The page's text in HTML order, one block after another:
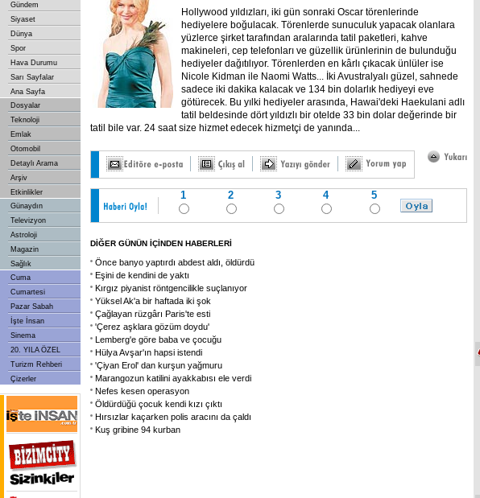
Gündem
Siyaset
Dünya
Spor
Hava Durumu
Sarı Sayfalar
Ana Sayfa
Dosyalar
Teknoloji
Emlak
Otomobil
Detaylı Arama
Arşiv
Etkinlikler
Günaydın
Televizyon
Astroloji
Magazin
Sağlık
Cuma
Cumartesi
Pazar Sabah
İşte İnsan
Sinema
20. YILA ÖZEL
Turizm Rehberi
Çizerler
Hollywood yıldızları, iki gün sonraki Oscar törenlerinde
hediyelere boğulacak. Törenlerde sunuculuk yapacak olanlara
yüzlerce şirket tarafından aralarında tatil paketleri, kahve
makineleri, cep telefonları ve güzellik ürünlerinin de bulunduğu
hediyeler dağıtılıyor. Törenlerden en kârlı çıkacak ünlüler ise
Nicole Kidman ile Naomi Watts... İki Avustralyalı güzel, sahnede
sadece iki dakika kalacak ve 134 bin dolarlık hediyeyi eve
götürecek. Bu yılki hediyeler arasında, Hawai'deki Haekulani adlı
tatil beldesinde dört yıldızlı bir otelde 33 bin dolar değerinde bir
tatil bile var. 24 saat size hizmet edecek hizmetçi de yanında...
1 2 3 4 5
DİĞER GÜNÜN İÇİNDEN HABERLERİ
Önce banyo yaptırdı abdest aldı, öldürdü
Eşini de kendini de yaktı
Kırgız piyanist röntgencilikle suçlanıyor
Yüksel Ak'a bir haftada iki şok
Çağlayan rüzgârı Paris'te esti
'Çerez aşklara gözüm doydu'
Lemberg'e göre baba ve çocuğu
Hülya Avşar'ın hapsi istendi
'Çiyan Erol' dan kurşun yağmuru
Marangozun katilini ayakkabısı ele verdi
Nefes kesen operasyon
Öldürdüğü çocuk kendi kızı çıktı
Hırsızlar kaçarken polis aracını da çaldı
Kuş gribine 94 kurban